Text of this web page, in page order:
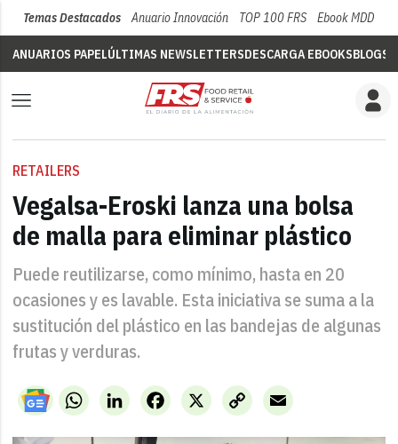
Temas Destacados Anuario Innovación TOP 100 FRS Ebook MDD
ANUARIOS PAPELÚLTIMAS NEWSLETTERSDESCARGA EBOOKSBLOGS
RETAILERS
Vegalsa-Eroski lanza una bolsa
de malla para eliminar plástico
Puede reutilizarse, como mínimo, hasta en 20
ocasiones y es lavable. Esta iniciativa se suma a la
sustitución del plástico en las bandejas de algunas
frutas y verduras.
WhatsAppLinkedIn X
Facebook
Copy
Link
Email